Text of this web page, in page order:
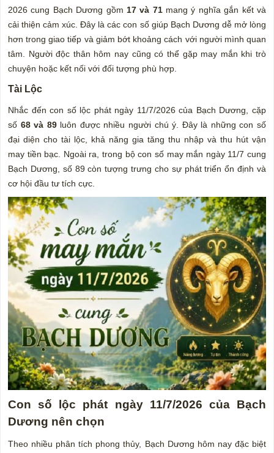
2026 cung Bạch Dương gồm 17 và 71mang ý nghĩa gắn kết và
cải thiện cảm xúc. Đây là các con số giúp Bạch Dương dễ mở lòng
hơn trong giao tiếp và giảm bớt khoảng cách với người mình quan
tâm. Người độc thân hôm nay cũng có thể gặp may mắn khi trò
chuyện hoặc kết nối với đối tượng phù hợp.
Tài Lộc
Nhắc đến con số lộc phát ngày 11/7/2026 của Bạch Dương, cặp
số 68 và 89luôn được nhiều người chú ý. Đây là những con số
đại diện cho tài lộc, khả năng gia tăng thu nhập và thu hút vận
may tiền bạc. Ngoài ra, trong bộ con số may mắn ngày 11/7 cung
Bạch Dương, số 89 còn tượng trưng cho sự phát triển ổn định và
cơ hội đầu tư tích cực.
Con số lộc phát ngày 11/7/2026 của Bạch
Dương nên chọn
Theo nhiều phân tích phong thủy, Bạch Dương hôm nay đặc biệt